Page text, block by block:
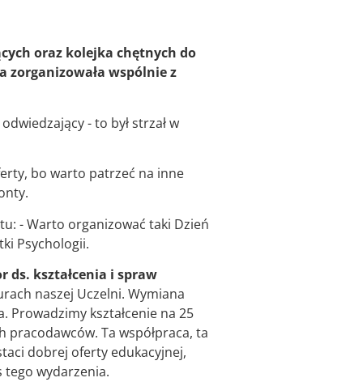
oraz kolejka chętnych do
zorganizowała wspólnie z
- to był strzał w
bo warto patrzeć na inne
- Warto organizować taki Dzień
Psychologii.
ds. kształcenia i spraw
naszej Uczelni. Wymiana
kształcenie na 25
Ta współpraca, ta
dobrej oferty edukacyjnej,
tego wydarzenia.